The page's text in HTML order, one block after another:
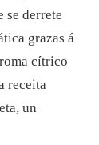
se derrete
grazas á
cítrico
receita
un